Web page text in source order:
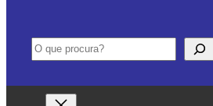
Pesquisar